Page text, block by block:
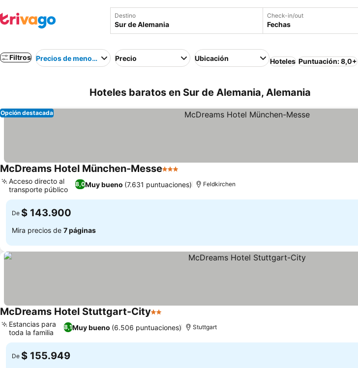
Destino Check-in/out
Fechas
Filtros Precios de menor a mayorPrecio Ubicación Hoteles Puntuación: 8,0+
Hoteles baratos en Sur de Alemania, Alemania
Opción destacada
McDreams Hotel München-Messe3 Estrellas
8,0Muy bueno (7.631 puntuaciones)
Acceso directo al
transporte público
Feldkirchen
De $ 143.900
Mira precios de 7 páginas
McDreams Hotel Stuttgart-City2 Estrellas
8,1Muy bueno (6.506 puntuaciones)
Estancias para
toda la familia
Stuttgart
De $ 155.949